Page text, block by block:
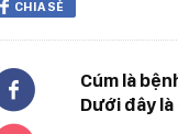
CHIA SẺ
Cúm là
Dưới đây